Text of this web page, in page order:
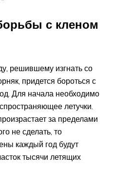
с кленом
решившему изгнать со
придется бороться с
Для начала необходимо
летучки.
за пределами
не сделать, то
каждый год будут
тысячи летящих